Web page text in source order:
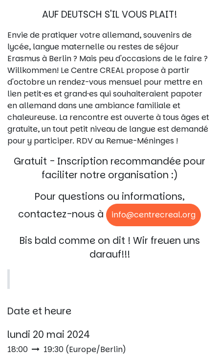
AUF DEUTSCH S'IL VOUS PLAIT!
Envie de pratiquer votre allemand, souvenirs de
lycée, langue maternelle ou restes de séjour
Erasmus à Berlin ? Mais peu d'occasions de le faire ?
Willkommen! Le Centre CREAL propose à partir
d'octobre un rendez-vous mensuel pour mettre en
lien petit·es et grand·es qui souhaiteraient papoter
en allemand dans une ambiance familiale et
chaleureuse. La rencontre est ouverte à tous âges et
gratuite, un tout petit niveau de langue est demandé
pour y participer. RDV au Remue-Méninges !
Gratuit - Inscription recommandée pour
faciliter notre organisation :)
Pour questions ou informations,
contactez-nous à
info@centrecreal.org
Bis bald comme on dit ! Wir freuen uns
darauf!!!
Date et heure
lundi 20 mai 2024
18:00 19:30 (Europe/Berlin)